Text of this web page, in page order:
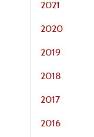
2021
2020
2019
2018
2017
2016